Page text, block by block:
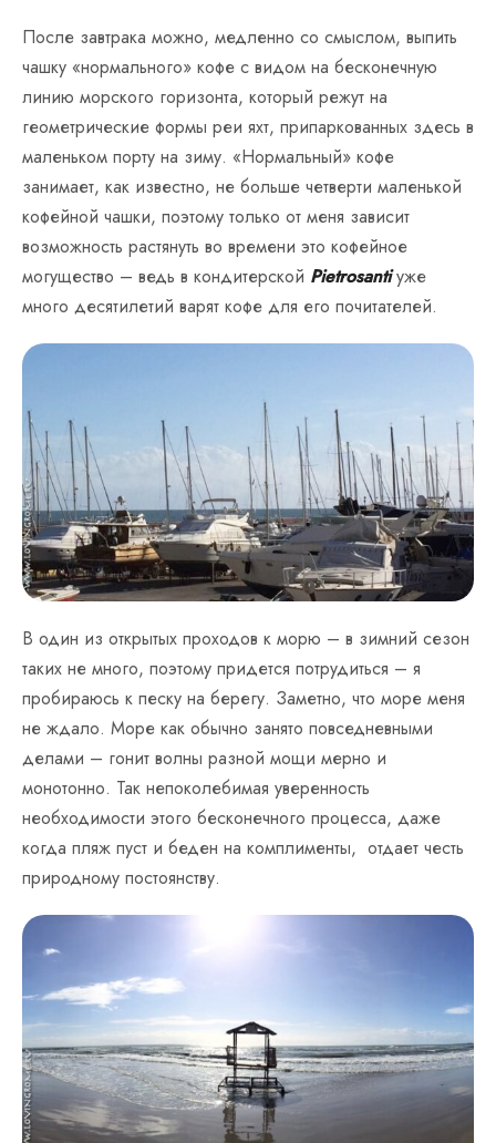
После завтрака можно, медленно со смыслом, выпить
чашку «нормального» кофе с видом на бесконечную
линию морского горизонта, который режут на
геометрические формы реи яхт, припаркованных здесь в
маленьком порту на зиму. «Нормальный» кофе
занимает, как известно, не больше четверти маленькой
кофейной чашки, поэтому только от меня зависит
возможность растянуть во времени это кофейное
могущество – ведь в кондитерской Pietrosanti уже
много десятилетий варят кофе для его почитателей.
В один из открытых проходов к морю – в зимний сезон
таких не много, поэтому придется потрудиться – я
пробираюсь к песку на берегу. Заметно, что море меня
не ждало. Море как обычно занято повседневными
делами – гонит волны разной мощи мерно и
монотонно. Так непоколебимая уверенность
необходимости этого бесконечного процесса, даже
когда пляж пуст и беден на комплименты, отдает честь
природному постоянству.